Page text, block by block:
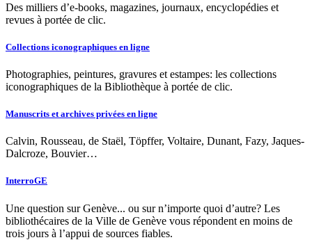
Des milliers d’e-books, magazines, journaux, encyclopédies et
revues à portée de clic.
Collections iconographiques en ligne
Photographies, peintures, gravures et estampes: les collections
iconographiques de la Bibliothèque à portée de clic.
Manuscrits et archives privées en ligne
Calvin, Rousseau, de Staël, Töpffer, Voltaire, Dunant, Fazy, Jaques-
Dalcroze, Bouvier…
InterroGE
Une question sur Genève... ou sur n’importe quoi d’autre? Les
bibliothécaires de la Ville de Genève vous répondent en moins de
trois jours à l’appui de sources fiables.